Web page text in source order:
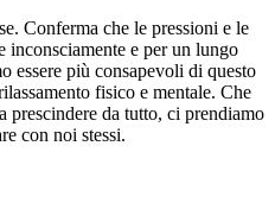
Conferma che le pressioni e le
inconsciamente e per un lungo
essere più consapevoli di questo
fisico e mentale. Che
prescindere da tutto, ci prendiamo
con noi stessi.